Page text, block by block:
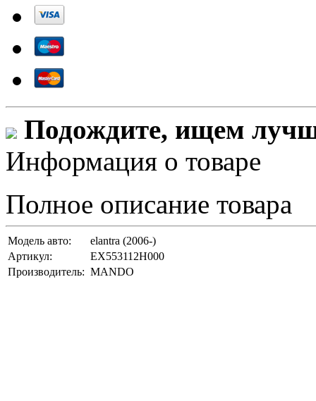
Подождите, ищем
Информация о товаре
Полное описание товара
Модель авто:
elantra (2006-)
Артикул:
EX553112H000
Производитель: MANDO